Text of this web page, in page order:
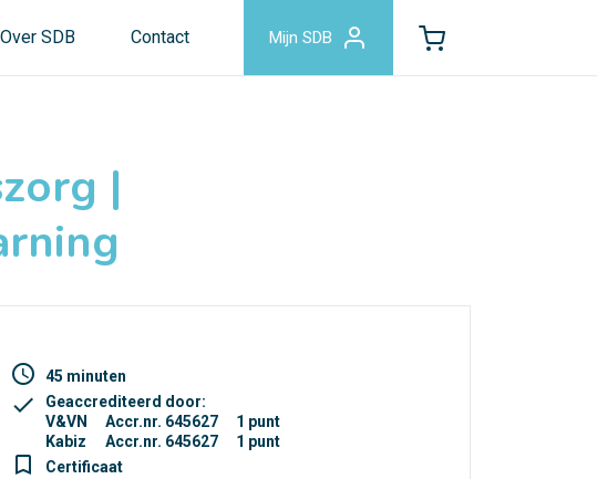
Over SDB Contact Mijn SDB
|
access_time 45 minuten
check
Geaccrediteerd door:
V&VN
Accr.nr. 645627
1 punt
Kabiz
Accr.nr. 645627 1 punt
turned_in_not Certificaat